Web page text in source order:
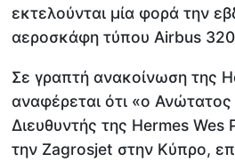
εκτελούνται μία φορά την
αεροσκάφη τύπου Airbus 320
Σε γραπτή ανακοίνωση της
αναφέρεται ότι «ο Ανώτατος
Διευθυντής της Hermes
την Zagrosjet στην Κύπρο,